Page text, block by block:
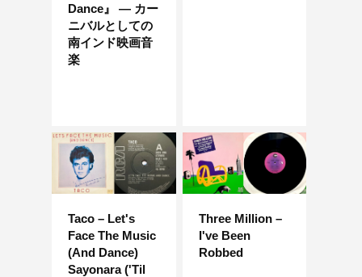
Dance』 — カー
ニバルとしての
南インド映画音
楽
Taco – Let's
Face The Music
(And Dance)
Sayonara ('Til
Three Million –
I've Been
Robbed